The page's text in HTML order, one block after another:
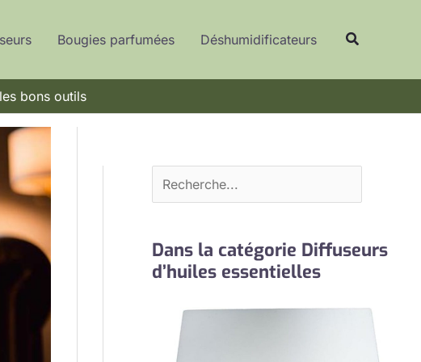
Bougies parfumées Déshumidificateurs
bons outils
e
e
c
r
Dans la catégorie Diffuseurs
d’huiles essentielles